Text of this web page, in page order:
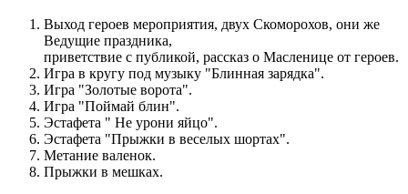
Выход героев мероприятия, двух Скоморохов, они же
Ведущие праздника,
приветствие с публикой, рассказ о Масленице от героев.
Игра в кругу под музыку "Блинная зарядка".
Игра "Золотые ворота".
Игра "Поймай блин".
Эстафета " Не урони яйцо".
Эстафета "Прыжки в веселых шортах".
Метание валенок.
Прыжки в мешках.